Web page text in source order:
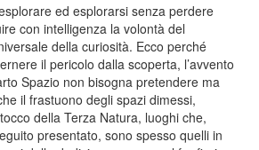
ed esplorarsi senza perdere
con intelligenza la volontà del
della curiosità. Ecco perché
il pericolo dalla scoperta, l’avvento
Spazio non bisogna pretendere ma
il frastuono degli spazi dimessi,
della Terza Natura, luoghi che,
presentato, sono spesso quelli in